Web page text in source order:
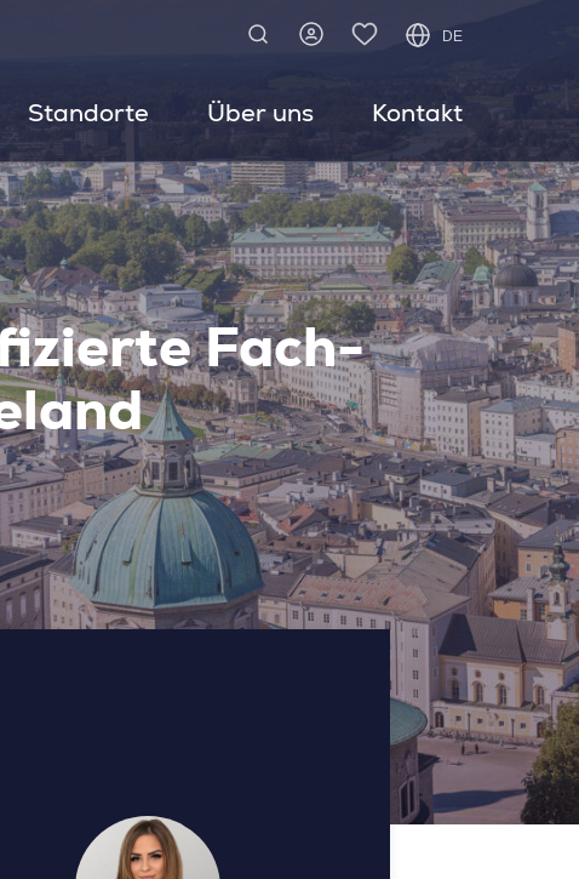
DE
Standorte Über uns Kontakt
Fach-